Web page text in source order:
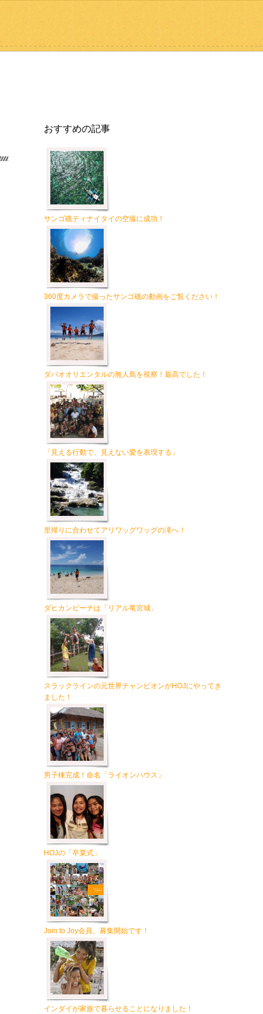
おすすめの記事
サンゴ礁ティナイタイの空撮に成功！
360度カメラで撮ったサンゴ礁の動画をご覧ください！
ダバオオリエンタルの無人島を視察！最高でした！
「見える行動で、見えない愛を表現する」
里帰りに合わせてアリワッグワッグの滝へ！
ダヒカンビーチは「リアル竜宮城」
スラックラインの元世界チャンピオンがHOJにやってき
ました！
男子棟完成！命名「ライオンハウス」
HOJの「卒業式」
Join to Joy会員、募集開始です！
インダイが家族で暮らせることになりました！